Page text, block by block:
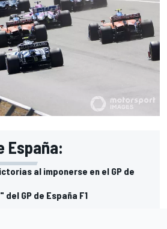
España:
al imponerse en el GP de
GP de España F1